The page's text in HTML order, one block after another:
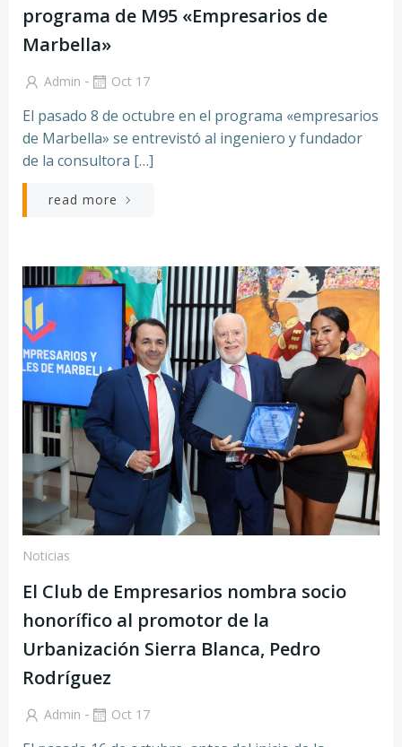
programa de M95 «Empresarios de
Marbella»
Admin - Oct 17
El pasado 8 de octubre en el programa «empresarios
de Marbella» se entrevistó al ingeniero y fundador
de la consultora […]
read more
Noticias
El Club de Empresarios nombra socio
honorífico al promotor de la
Urbanización Sierra Blanca, Pedro
Rodríguez
Admin - Oct 17